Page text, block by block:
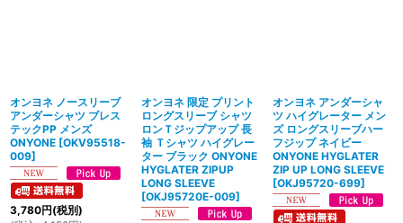
オンヨネ ノースリーブ
アンダーシャツ ブレス
テックPP メンズ
ONYONE [OKV95518-
009]
3,780円(税別)
オンヨネ 限定 プリント
ロングスリーブ シャツ
ロンＴジップアップ 長
袖 Ｔシャツ ハイグレー
ター ブラック ONYONE
HYGLATER ZIPUP
LONG SLEEVE
[OKJ95720E-009]
オンヨネ アンダーシャ
ツ ハイグレーター メン
ズ ロングスリーブハー
フジップ ネイビー
ONYONE HYGLATER
ZIP UP LONG SLEEVE
[OKJ95720-699]